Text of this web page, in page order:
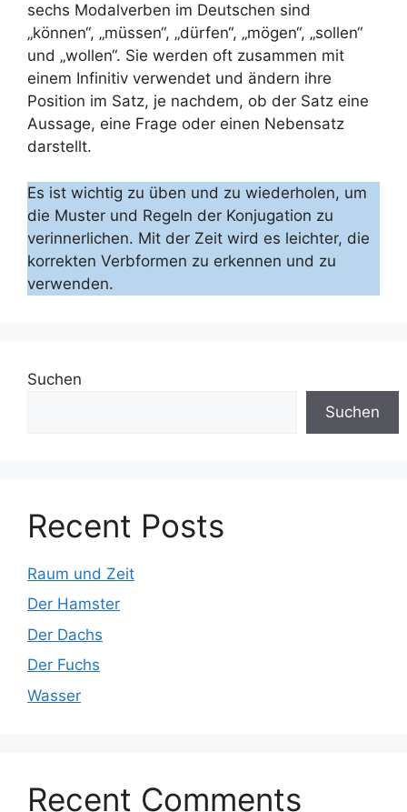
sechs Modalverben im Deutschen sind
„können“, „müssen“, „dürfen“, „mögen“, „sollen“
und „wollen“. Sie werden oft zusammen mit
einem Infinitiv verwendet und ändern ihre
Position im Satz, je nachdem, ob der Satz eine
Aussage, eine Frage oder einen Nebensatz
darstellt.
Es ist wichtig zu üben und zu wiederholen, um
die Muster und Regeln der Konjugation zu
verinnerlichen. Mit der Zeit wird es leichter, die
korrekten Verbformen zu erkennen und zu
verwenden.
Suchen
Suchen
Recent Posts
Raum und Zeit
Der Hamster
Der Dachs
Der Fuchs
Wasser
Recent Comments